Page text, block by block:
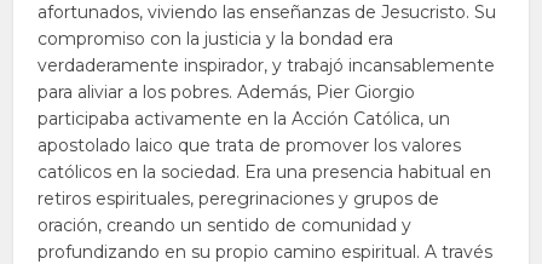
afortunados, viviendo las enseñanzas de Jesucristo. Su
compromiso con la justicia y la bondad era
verdaderamente inspirador, y trabajó incansablemente
para aliviar a los pobres. Además, Pier Giorgio
participaba activamente en la Acción Católica, un
apostolado laico que trata de promover los valores
católicos en la sociedad. Era una presencia habitual en
retiros espirituales, peregrinaciones y grupos de
oración, creando un sentido de comunidad y
profundizando en su propio camino espiritual. A través